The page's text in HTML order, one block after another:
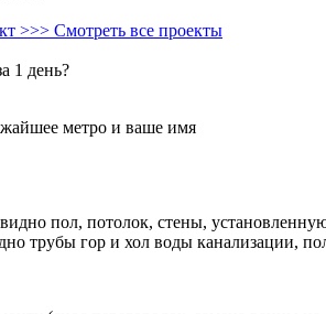
>>> Смотреть все проекты
1 день?
метро и ваше имя
пол, потолок, стены,
трубы гор и хол воды канализации,